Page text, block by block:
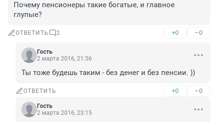
Почему пенсионеры такие богатые, и главное
глупые?
ОТВЕТИТЬ 2 +0 –0
Гость
2 марта 2016, 21:56
Ты тоже будешь таким - без денег и без пенсии. ))
ОТВЕТИТЬ +0 –0
Гость
2 марта 2016, 23:15